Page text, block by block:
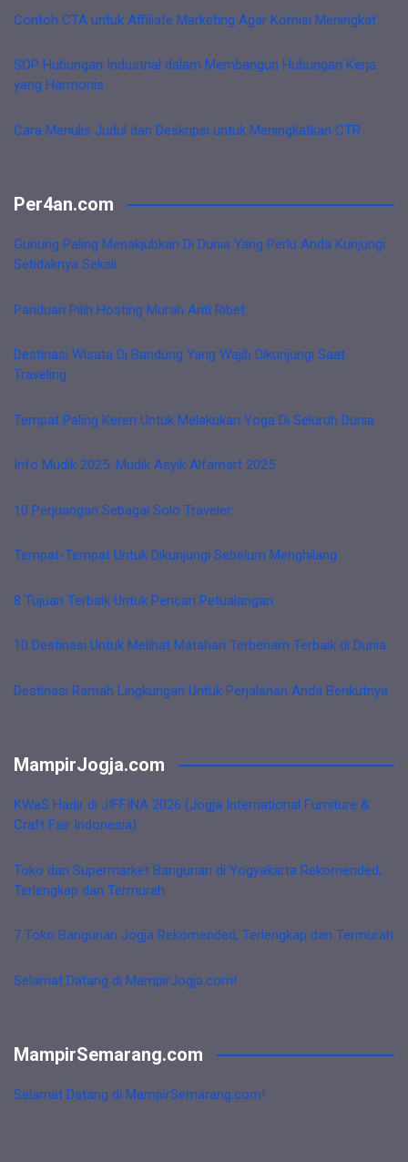
Contoh CTA untuk Affiliate Marketing Agar Komisi Meningkat
SOP Hubungan Industrial dalam Membangun Hubungan Kerja
yang Harmonis
Cara Menulis Judul dan Deskripsi untuk Meningkatkan CTR
Per4an.com
Gunung Paling Menakjubkan Di Dunia Yang Perlu Anda Kunjungi
Setidaknya Sekali
Panduan Pilih Hosting Murah Anti Ribet
Destinasi Wisata Di Bandung Yang Wajib Dikunjungi Saat
Traveling
Tempat Paling Keren Untuk Melakukan Yoga Di Seluruh Dunia
Info Mudik 2025: Mudik Asyik Alfamart 2025
10 Perjuangan Sebagai Solo Traveler
Tempat-Tempat Untuk Dikunjungi Sebelum Menghilang
8 Tujuan Terbaik Untuk Pencari Petualangan
10 Destinasi Untuk Melihat Matahari Terbenam Terbaik di Dunia
Destinasi Ramah Lingkungan Untuk Perjalanan Anda Berikutnya
MampirJogja.com
KWaS Hadir di JIFFINA 2026 (Jogja International Furniture &
Craft Fair Indonesia)
Toko dan Supermarket Bangunan di Yogyakarta Rekomended,
Terlengkap dan Termurah
7 Toko Bangunan Jogja Rekomended, Terlengkap dan Termurah
Selamat Datang di MampirJogja.com!
MampirSemarang.com
Selamat Datang di MampirSemarang.com!